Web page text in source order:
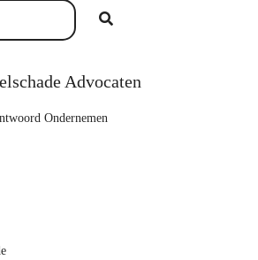
Advocaten
Ondernemen